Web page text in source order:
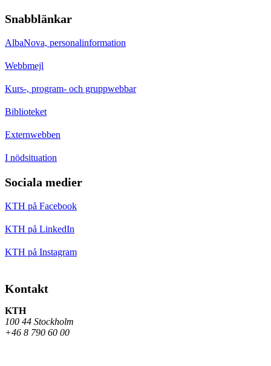
Snabblänkar
AlbaNova, personalinformation
Webbmejl
Kurs-, program- och gruppwebbar
Biblioteket
Externwebben
I nödsituation
Sociala medier
KTH på Facebook
KTH på LinkedIn
KTH på Instagram
Kontakt
KTH
100 44 Stockholm
+46 8 790 60 00